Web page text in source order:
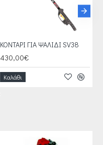
KOΝΤΑΡΙ ΓΙΑ ΨΑΛΙΔΙ SV38
430,00€
Καλάθι